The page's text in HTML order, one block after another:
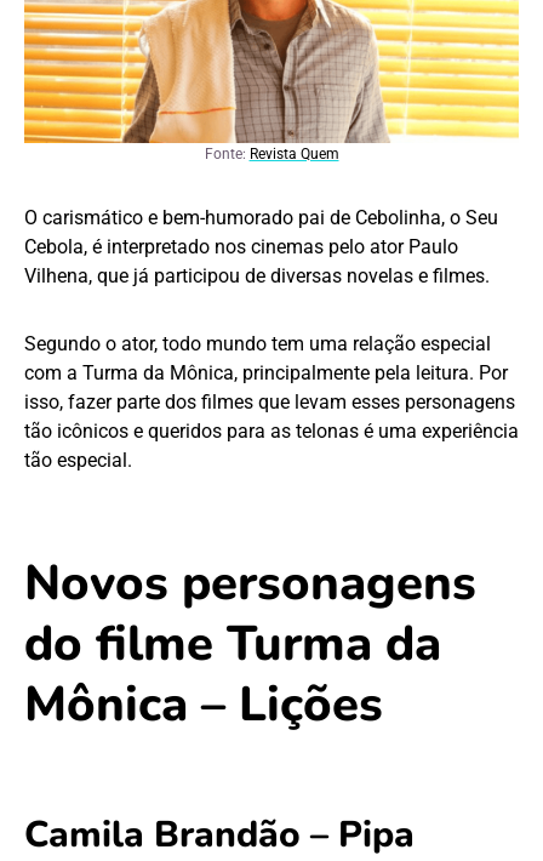
Fonte: Revista Quem
O carismático e bem-humorado pai de Cebolinha, o Seu
Cebola, é interpretado nos cinemas pelo ator Paulo
Vilhena, que já participou de diversas novelas e filmes.
Segundo o ator, todo mundo tem uma relação especial
com a Turma da Mônica, principalmente pela leitura. Por
isso, fazer parte dos filmes que levam esses personagens
tão icônicos e queridos para as telonas é uma experiência
tão especial.
Novos personagens
do filme Turma da
Mônica – Lições
Camila Brandão – Pipa